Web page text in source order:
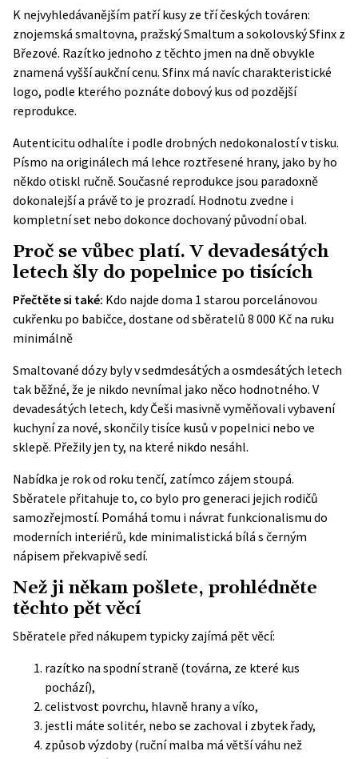
K nejvyhledávanějším patří kusy ze tří českých továren:
znojemská smaltovna, pražský Smaltum a sokolovský Sfinx z
Březové. Razítko jednoho z těchto jmen na dně obvykle
znamená vyšší aukční cenu. Sfinx má navíc charakteristické
logo, podle kterého poznáte dobový kus od pozdější
reprodukce.
Autenticitu odhalíte i podle drobných nedokonalostí v tisku.
Písmo na originálech má lehce roztřesené hrany, jako by ho
někdo otiskl ručně. Současné reprodukce jsou paradoxně
dokonalejší a právě to je prozradí. Hodnotu zvedne i
kompletní set nebo dokonce dochovaný původní obal.
Proč se vůbec platí. V devadesátých
letech šly do popelnice po tisících
Přečtěte si také: Kdo najde doma 1 starou porcelánovou
cukřenku po babičce, dostane od sběratelů 8 000 Kč na ruku
minimálně
Smaltované dózy byly v sedmdesátých a osmdesátých letech
tak běžné, že je nikdo nevnímal jako něco hodnotného. V
devadesátých letech, kdy Češi masivně vyměňovali vybavení
kuchyní za nové, skončily tisíce kusů v popelnici nebo ve
sklepě. Přežily jen ty, na které nikdo nesáhl.
Nabídka je rok od roku tenčí, zatímco zájem stoupá.
Sběratele přitahuje to, co bylo pro generaci jejich rodičů
samozřejmostí. Pomáhá tomu i návrat funkcionalismu do
moderních interiérů, kde minimalistická bílá s černým
nápisem překvapivě sedí.
Než ji někam pošlete, prohlédněte
těchto pět věcí
Sběratele před nákupem typicky zajímá pět věcí:
razítko na spodní straně (továrna, ze které kus
pochází),
celistvost povrchu, hlavně hrany a víko,
jestli máte solitér, nebo se zachoval i zbytek řady,
způsob výzdoby (ruční malba má větší váhu než